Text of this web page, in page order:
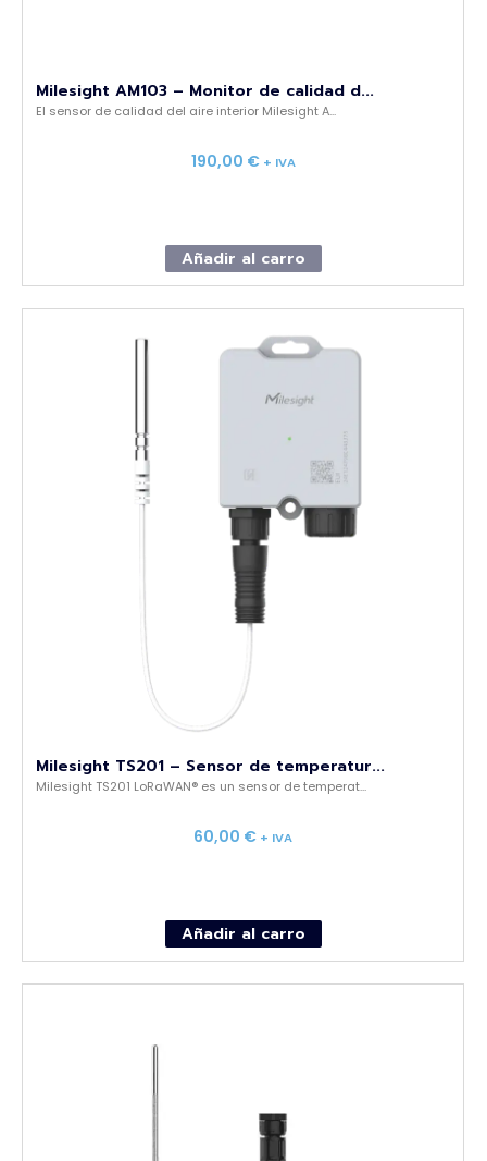
Milesight AM103 – Monitor de calidad d...
El sensor de calidad del aire interior Milesight A...
190,00 € + IVA
Añadir al carro
Milesight TS201 – Sensor de temperatur...
Milesight TS201 LoRaWAN® es un sensor de temperat...
60,00 € + IVA
Añadir al carro